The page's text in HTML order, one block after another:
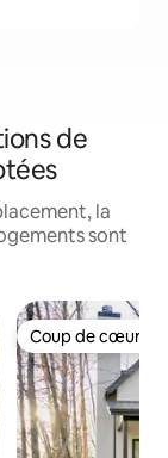
de
la
sont
Coup de cœur
Coup de cœur